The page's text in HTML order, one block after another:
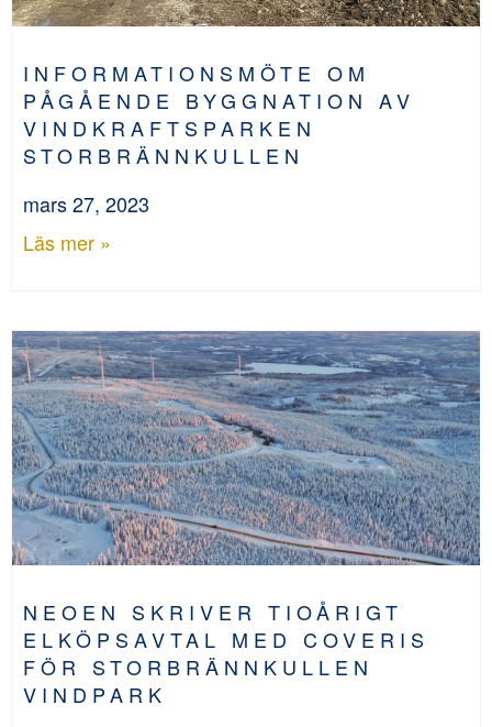
INFORMATIONSMÖTE OM
PÅGÅENDE BYGGNATION AV
VINDKRAFTSPARKEN
STORBRÄNNKULLEN
mars 27, 2023
Läs mer »
NEOEN SKRIVER TIOÅRIGT
ELKÖPSAVTAL MED COVERIS
FÖR STORBRÄNNKULLEN
VINDPARK